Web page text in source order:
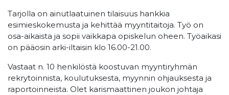
Tarjolla on ainutlaatuinen tilaisuus hankkia
esimieskokemusta ja kehittää myyntitaitoja. Työ on
osa-aikaista ja sopii vaikkapa opiskelun oheen. Työaikasi
on pääosin arki-iltaisin klo 16.00-21.00.
Vastaat n. 10 henkilöstä koostuvan myyntiryhmän
rekrytoinnista, koulutuksesta, myynnin ohjauksesta ja
raportoinneista. Olet karismaattinen joukon johtaja